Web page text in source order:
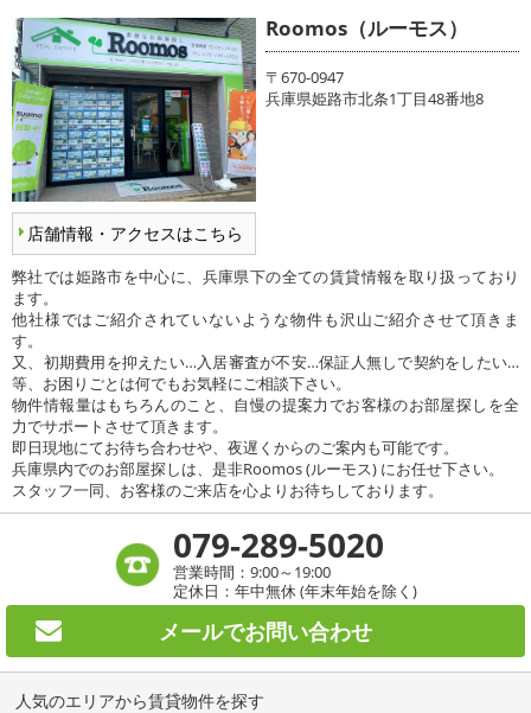
店舗情報・アクセスはこちら
Roomos（ルーモス）
〒670-0947
兵庫県姫路市北条1丁目48番地8
弊社では姫路市を中心に、兵庫県下の全ての賃貸情報を取り扱っており
ます。
他社様ではご紹介されていないような物件も沢山ご紹介させて頂きま
す。
又、初期費用を抑えたい…入居審査が不安…保証人無しで契約をしたい…
等、お困りごとは何でもお気軽にご相談下さい。
物件情報量はもちろんのこと、自慢の提案力でお客様のお部屋探しを全
力でサポートさせて頂きます。
即日現地にてお待ち合わせや、夜遅くからのご案内も可能です。
兵庫県内でのお部屋探しは、是非Roomos (ルーモス) にお任せ下さい。
スタッフ一同、お客様のご来店を心よりお待ちしております。
079-289-5020
営業時間：9:00～19:00
定休日：年中無休 (年末年始を除く)
メールでお問い合わせ
人気のエリアから賃貸物件を探す